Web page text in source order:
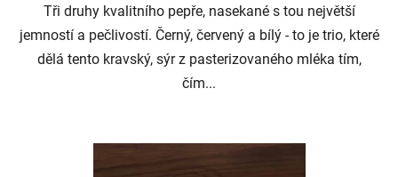
Tři druhy kvalitního pepře, nasekané s tou největší
jemností a pečlivostí. Černý, červený a bílý - to je trio, které
dělá tento kravský, sýr z pasterizovaného mléka tím,
čím...